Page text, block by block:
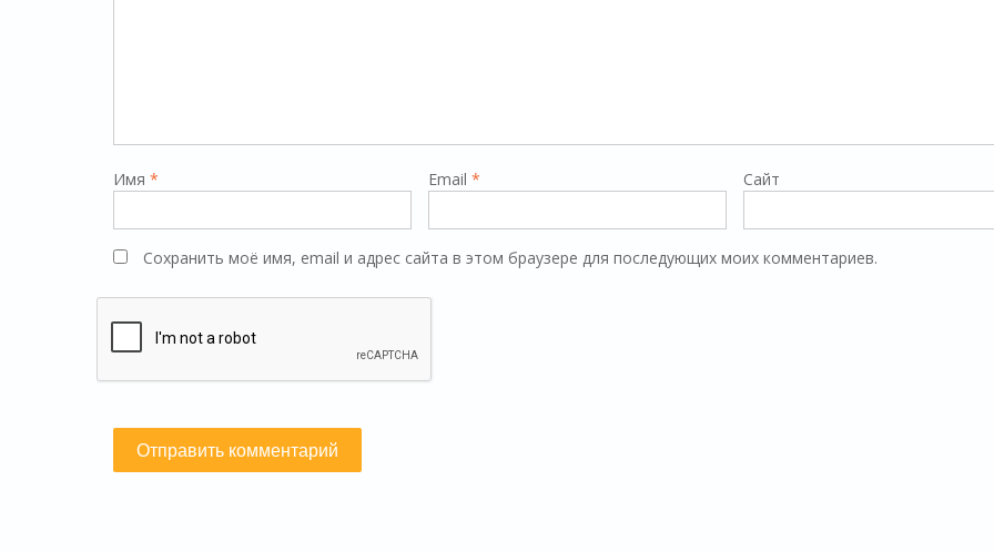
Имя * Email * Сайт
Сохранить моё имя, email и адрес сайта в этом браузере для последующих моих комментариев.